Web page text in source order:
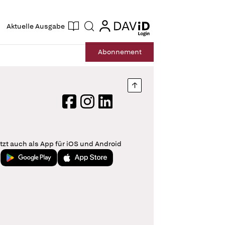
Aktuelle Ausgabe Suche login
login
Abonnement
Nach oben springen
FacebookInstagram
LinkedIn
auch als App für iOS und Android
Jetzt bei Google PlayLaden im App Store